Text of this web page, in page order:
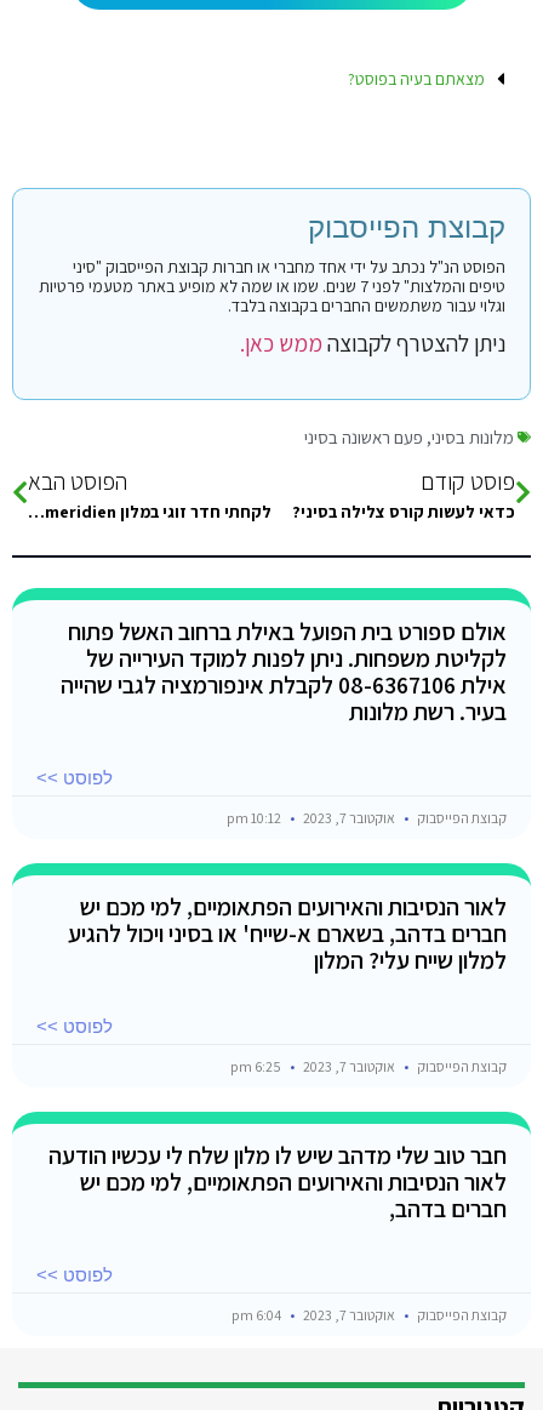
מצאתם בעיה בפוסט?
קבוצת הפייסבוק
הפוסט הנ"ל נכתב על ידי אחד מחברי או חברות קבוצת הפייסבוק "סיני
טיפים והמלצות" לפני 7 שנים. שמו או שמה לא מופיע באתר מטעמי פרטיות
וגלוי עבור משתמשים החברים בקבוצה בלבד.
ניתן להצטרף לקבוצהממש כאן.
מלונות בסיני, פעם ראשונה בסיני
פוסט קודם
כדאי לעשות קורס צלילה בסיני?
הפוסט הבא
לקחתי חדר זוגי במלון le meridien בדהב. פעם ראשונה שלי בסיני. יש המלצות על אטרקציות באיזור?
אולם ספורט בית הפועל באילת ברחוב האשל פתוח
לקליטת משפחות. ניתן לפנות למוקד העירייה של
אילת 08-6367106 לקבלת אינפורמציה לגבי שהייה
בעיר. רשת מלונות
לפוסט >>
קבוצת הפייסבוק אוקטובר 7, 2023
לאור הנסיבות והאירועים הפתאומיים, למי מכם יש
חברים בדהב, בשארם א-שייח' או בסיני ויכול להגיע
למלון שייח עלי? המלון
לפוסט >>
קבוצת הפייסבוק אוקטובר 7, 2023
חבר טוב שלי מדהב שיש לו מלון שלח לי עכשיו הודעה
לאור הנסיבות והאירועים הפתאומיים, למי מכם יש
חברים בדהב,
לפוסט >>
קבוצת הפייסבוק אוקטובר 7, 2023